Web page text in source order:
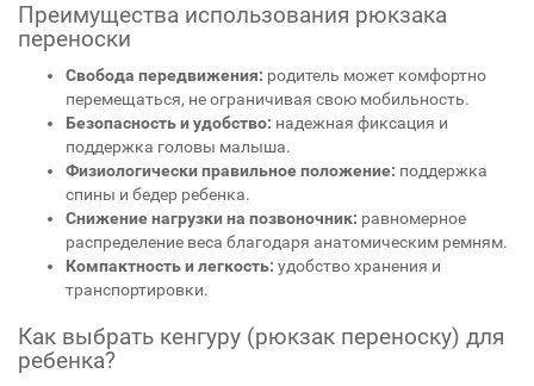
Преимущества использования рюкзака
переноски
Свобода передвижения: родитель может комфортно
перемещаться, не ограничивая свою мобильность.
Безопасность и удобство: надежная фиксация и
поддержка головы малыша.
Физиологически правильное положение: поддержка
спины и бедер ребенка.
Снижение нагрузки на позвоночник: равномерное
распределение веса благодаря анатомическим ремням.
Компактность и легкость: удобство хранения и
транспортировки.
Как выбрать кенгуру (рюкзак переноску) для
ребенка?